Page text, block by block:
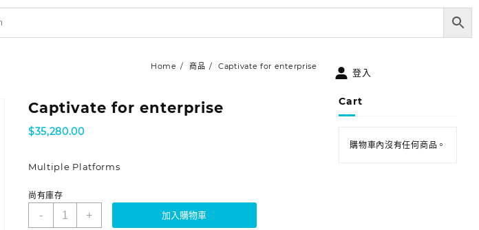
Home 商品 Captivate for enterprise
Captivate for enterprise
$35,280.00
Multiple Platforms
尚有庫存
- + 加入購物車
登入
Cart
購物車內沒有任何商品。